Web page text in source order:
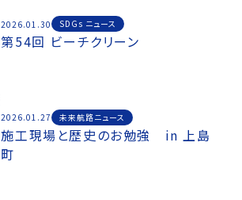
2026.01.30 SDGs ニュース
第54回 ビーチクリーン
2026.01.27 未来航路ニュース
施工現場と歴史のお勉強 in 上島
町